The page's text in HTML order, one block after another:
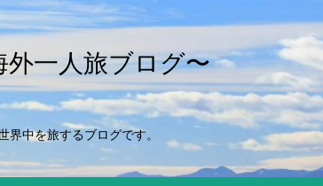
一人旅ブログ〜
中を旅するブログです。